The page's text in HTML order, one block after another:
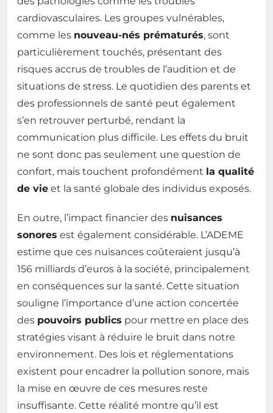
cardiovasculaires. Les groupes vulnérables,
comme les nouveau-nés prématurés, sont
particulièrement touchés, présentant des
risques accrus de troubles de l’audition et de
situations de stress. Le quotidien des parents et
des professionnels de santé peut également
s’en retrouver perturbé, rendant la
communication plus difficile. Les effets du bruit
ne sont donc pas seulement une question de
confort, mais touchent profondément la qualité
de vie et la santé globale des individus exposés.
En outre, l’impact financier des nuisances
sonores est également considérable. L’ADEME
estime que ces nuisances coûteraient jusqu’à
156 milliards d’euros à la société, principalement
en conséquences sur la santé. Cette situation
souligne l’importance d’une action concertée
des pouvoirs publics pour mettre en place des
stratégies visant à réduire le bruit dans notre
environnement. Des lois et réglementations
existent pour encadrer la pollution sonore, mais
la mise en œuvre de ces mesures reste
insuffisante. Cette réalité montre qu’il est